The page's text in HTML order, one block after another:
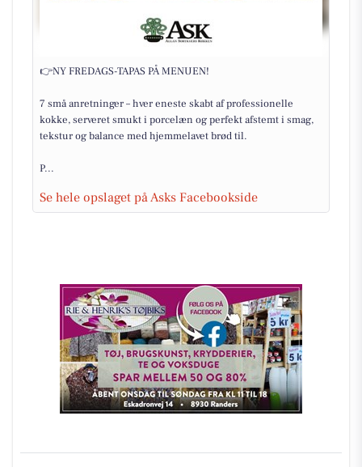
👉NY FREDAGS-TAPAS PÅ MENUEN!
7 små anretninger – hver eneste skabt af professionelle
kokke, serveret smukt i porcelæn og perfekt afstemt i smag,
tekstur og balance med hjemmelavet brød til.
P...
Se hele opslaget på Asks Facebookside